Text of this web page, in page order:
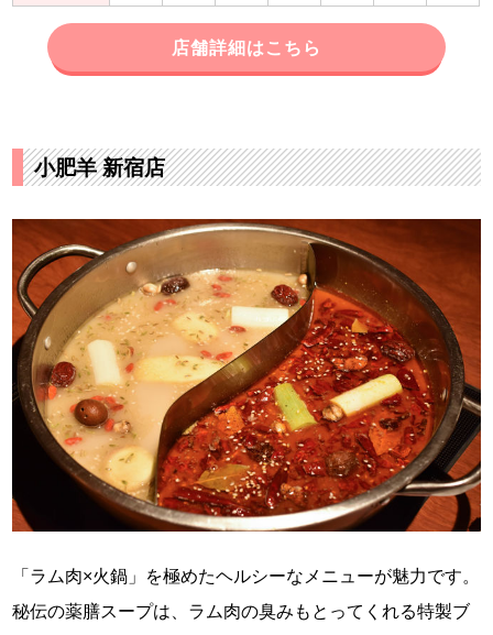
店舗詳細はこちら
小肥羊 新宿店
「ラム肉×火鍋」を極めたヘルシーなメニューが魅力です。
秘伝の薬膳スープは、ラム肉の臭みもとってくれる特製ブ